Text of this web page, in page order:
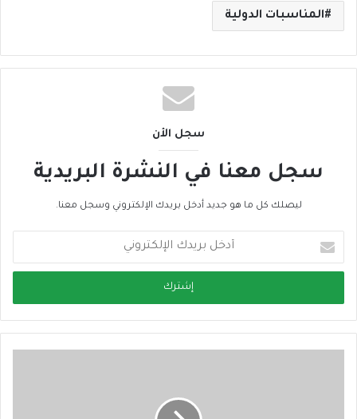
المناسبات الدولية
سجل الأن
سجل معنا في النشرة البريدية
ليصلك كل ما هو جديد أدخل بريدك الإلكتروني وسجل معنا.
خ
ب
ر